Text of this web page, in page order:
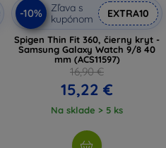
-10%
Zľava s
kupónom
EXTRA10
Spigen Thin Fit 360, čierny kryt -
Samsung Galaxy Watch 9/8 40
mm (ACS11597)
16,90 €
15,22 €
Na sklade > 5 ks